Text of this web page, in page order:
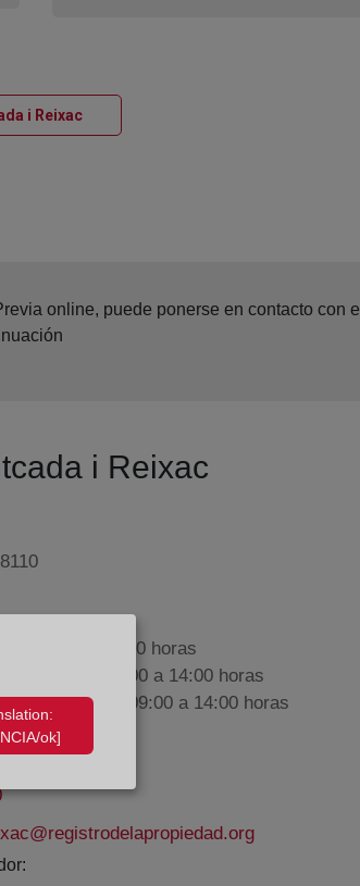
i ReixacVentana nueva
online, puede ponerse en contacto con el
i Reixac
de 09:00 a 17:00 horas
viernes de 09:00 a 14:00 horas
diciembre de 09:00 a 14:00 horas
ok]